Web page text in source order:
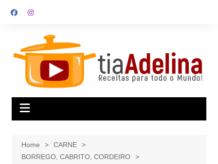
Home
CARNE
BORREGO, CABRITO, CORDEIRO